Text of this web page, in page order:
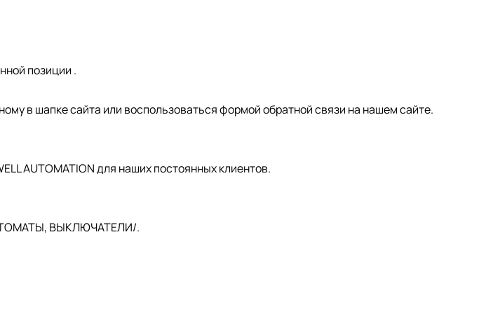
позиции .
в шапке сайта или воспользоваться формой обратной связи на нашем сайте.
AUTOMATION для наших постоянных клиентов.
ВЫКЛЮЧАТЕЛИ/.